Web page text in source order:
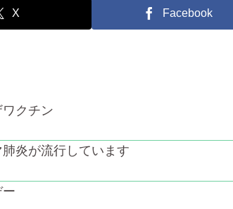
X Facebook
クチン
炎が流行しています